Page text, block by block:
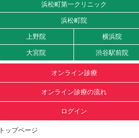
浜松町第一クリニック
浜松町院
上野院 横浜院
大宮院 渋谷駅前院
オンライン診療
オンライン診療の流れ
ログイン
トップページ